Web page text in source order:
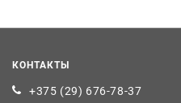
КОНТАКТЫ
+375 (29) 676-78-37